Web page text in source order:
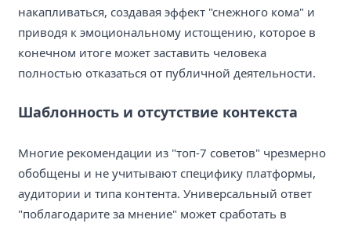
накапливаться, создавая эффект "снежного кома" и
приводя к эмоциональному истощению, которое в
конечном итоге может заставить человека
полностью отказаться от публичной деятельности.
Шаблонность и отсутствие контекста
Многие рекомендации из "топ-7 советов" чрезмерно
обобщены и не учитывают специфику платформы,
аудитории и типа контента. Универсальный ответ
"поблагодарите за мнение" может сработать в